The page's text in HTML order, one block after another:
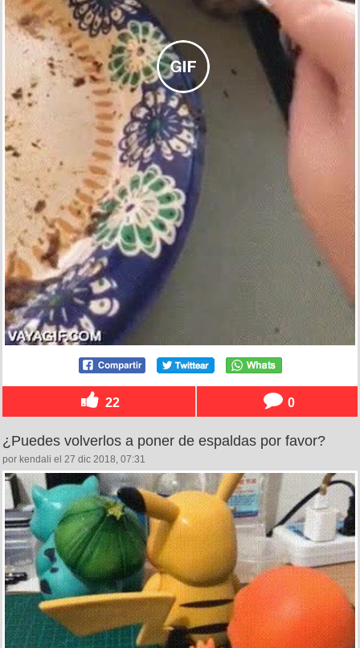
22 0
¿Puedes volverlos a poner de espaldas por favor?
por kendali el 27 dic 2018, 07:31